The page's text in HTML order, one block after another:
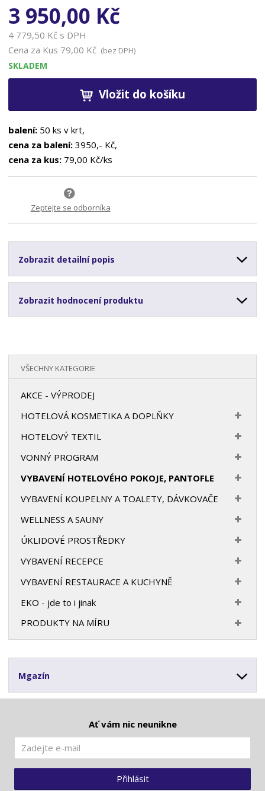
3 950,00 Kč
4 779,50 Kč s DPH
Cena za Kus 79,00 Kč (bez DPH)
SKLADEM
Vložit do košíku
balení: 50 ks v krt,
cena za balení: 3950,- Kč,
cena za kus: 79,00 Kč/ks
Zeptejte se odborníka
Zobrazit detailní popis
Zobrazit hodnocení produktu
VŠECHNY KATEGORIE
AKCE - VÝPRODEJ
HOTELOVÁ KOSMETIKA A DOPLŇKY
HOTELOVÝ TEXTIL
VONNÝ PROGRAM
VYBAVENÍ HOTELOVÉHO POKOJE, PANTOFLE
VYBAVENÍ KOUPELNY A TOALETY, DÁVKOVAČE
WELLNESS A SAUNY
ÚKLIDOVÉ PROSTŘEDKY
VYBAVENÍ RECEPCE
VYBAVENÍ RESTAURACE A KUCHYNĚ
EKO - jde to i jinak
PRODUKTY NA MÍRU
Mgazín
Ať vám nic neunikne
Přihlásit